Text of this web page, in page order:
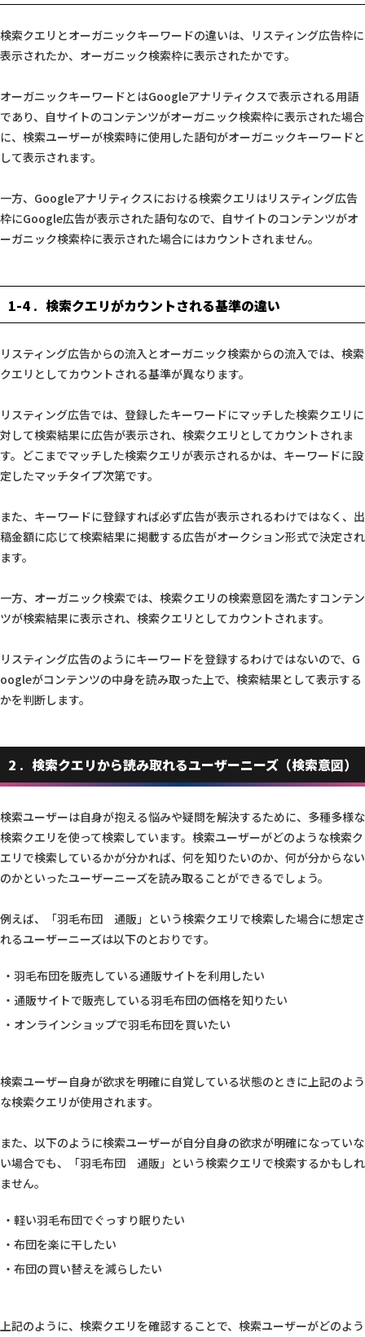
検索クエリとオーガニックキーワードの違いは、リスティング広告枠に
表示されたか、オーガニック検索枠に表示されたかです。
オーガニックキーワードとはGoogleアナリティクスで表示される用語
であり、自サイトのコンテンツがオーガニック検索枠に表示された場合
に、検索ユーザーが検索時に使用した語句がオーガニックキーワードと
して表示されます。
一方、Googleアナリティクスにおける検索クエリはリスティング広告
枠にGoogle広告が表示された語句なので、自サイトのコンテンツがオ
ーガニック検索枠に表示された場合にはカウントされません。
1-4 検索クエリがカウントされる基準の違い
リスティング広告からの流入とオーガニック検索からの流入では、検索
クエリとしてカウントされる基準が異なります。
リスティング広告では、登録したキーワードにマッチした検索クエリに
対して検索結果に広告が表示され、検索クエリとしてカウントされま
す。どこまでマッチした検索クエリが表示されるかは、キーワードに設
定したマッチタイプ次第です。
また、キーワードに登録すれば必ず広告が表示されるわけではなく、出
稿金額に応じて検索結果に掲載する広告がオークション形式で決定され
ます。
一方、オーガニック検索では、検索クエリの検索意図を満たすコンテン
ツが検索結果に表示され、検索クエリとしてカウントされます。
リスティング広告のようにキーワードを登録するわけではないので、G
oogleがコンテンツの中身を読み取った上で、検索結果として表示する
かを判断します。
2 検索クエリから読み取れるユーザーニーズ（検索意図）
検索ユーザーは自身が抱える悩みや疑問を解決するために、多種多様な
検索クエリを使って検索しています。検索ユーザーがどのような検索ク
エリで検索しているかが分かれば、何を知りたいのか、何が分からない
のかといったユーザーニーズを読み取ることができるでしょう。
例えば、「羽毛布団 通販」という検索クエリで検索した場合に想定さ
れるユーザーニーズは以下のとおりです。
羽毛布団を販売している通販サイトを利用したい
通販サイトで販売している羽毛布団の価格を知りたい
オンラインショップで羽毛布団を買いたい
検索ユーザー自身が欲求を明確に自覚している状態のときに上記のよう
な検索クエリが使用されます。
また、以下のように検索ユーザーが自分自身の欲求が明確になっていな
い場合でも、「羽毛布団 通販」という検索クエリで検索するかもしれ
ません。
軽い羽毛布団でぐっすり眠りたい
布団を楽に干したい
布団の買い替えを減らしたい
上記のように、検索クエリを確認することで、検索ユーザーがどのよう